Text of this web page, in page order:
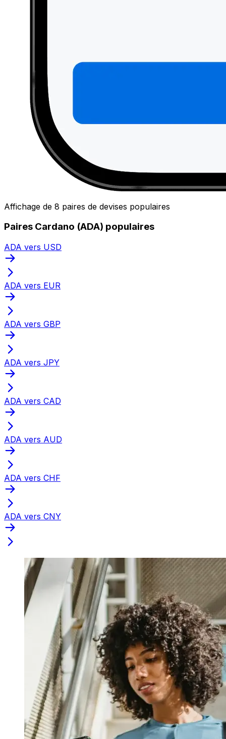
Affichage de 8 paires de devises populaires
Paires Cardano (ADA) populaires
ADA vers USD
ADA vers EUR
ADA vers GBP
ADA vers JPY
ADA vers CAD
ADA vers AUD
ADA vers CHF
ADA vers CNY